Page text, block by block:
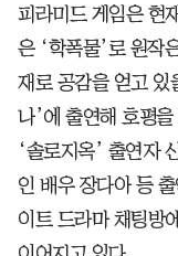
피라미드 게임은 현
은 ‘학폭물’로 원작
재로 공감을 얻고 있
나’에 출연해 호평
‘솔로지옥’ 출연자
인 배우 장다아 등
이트 드라마 채팅방